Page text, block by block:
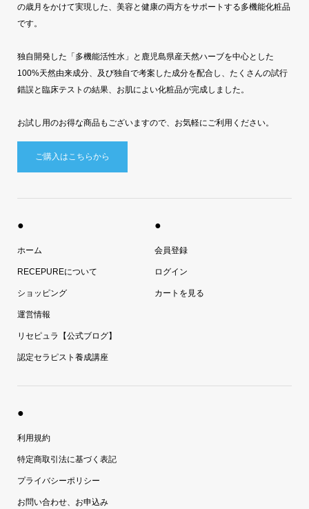
の歳月をかけて実現した、美容と健康の両方をサポートする多機能化粧品
です。
独自開発した「多機能活性水」と鹿児島県産天然ハーブを中心とした
100%天然由来成分、及び独自で考案した成分を配合し、たくさんの試行
錯誤と臨床テストの結果、お肌によい化粧品が完成しました。
お試し用のお得な商品もございますので、お気軽にご利用ください。
ご購入はこちらから
●
ホーム
RECEPUREについて
ショッピング
運営情報
リセピュラ【公式ブログ】
認定セラピスト養成講座
●
会員登録
ログイン
カートを見る
●
利用規約
特定商取引法に基づく表記
プライバシーポリシー
お問い合わせ、お申込み